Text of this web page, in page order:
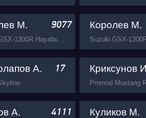
М. 9077
Suzuki GSX-1300R Hayabusa Busa Zone
Королев М.
А. 17 Криксунов
А. 4111 Куликов М.